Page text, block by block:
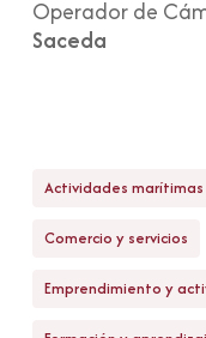
Operador de
Saceda
Actividades marítimas
Comercio y servicios
Emprendimiento y